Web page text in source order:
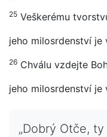
25 Veškerému
jeho milosrdenství je
26 Chválu vzdejte
jeho milosrdenství je
„Dobrý Otče,